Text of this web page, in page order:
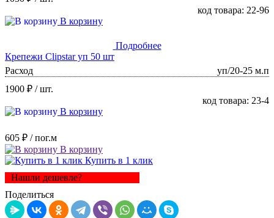
код товара: 22-96
В корзину
Подробнее
Крепежи Clipstar уп 50 шт
Расход
уп/20-25 м.п
1900 ₽ / шт.
код товара: 23-4
В корзину
605 ₽ / пог.м
В корзину
Купить в 1 клик
Нашли дешевле?
Поделиться